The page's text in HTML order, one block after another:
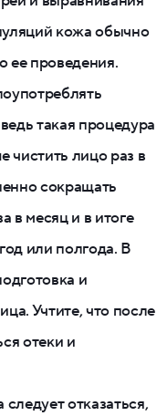
кожа обычно
ее проведения.
такая процедура
чистить лицо раз в
сокращать
в месяц и в итоге
или полгода. В
и
Учтите, что после
отеки и
отказаться,